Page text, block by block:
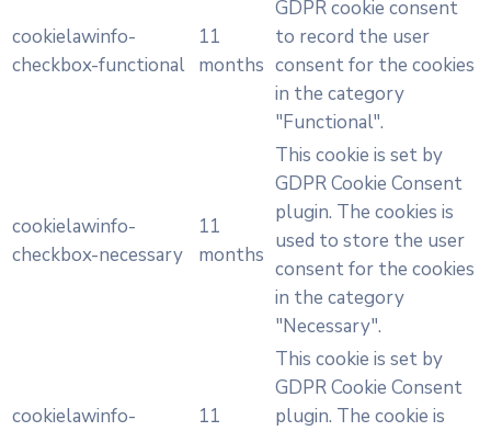
cookielawinfo-
checkbox-functional
11
months
GDPR cookie consent
to record the user
consent for the cookies
in the category
"Functional".
cookielawinfo-
checkbox-necessary
11
months
This cookie is set by
GDPR Cookie Consent
plugin. The cookies is
used to store the user
consent for the cookies
in the category
"Necessary".
cookielawinfo-
11
This cookie is set by
GDPR Cookie Consent
plugin. The cookie is